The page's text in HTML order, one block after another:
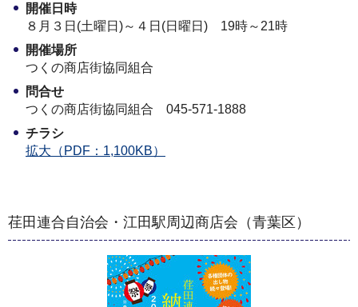
開催日時
８月３日(土曜日)～４日(日曜日) 19時～21時
開催場所
つくの商店街協同組合
問合せ
つくの商店街協同組合 045-571-1888
チラシ
拡大（PDF：1,100KB）
荏田連合自治会・江田駅周辺商店会（青葉区）